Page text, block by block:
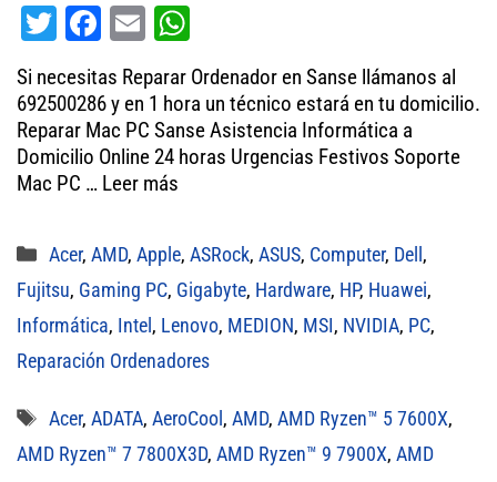
T
tt
er
Fa
ce
bo
ok
E
ail
ha
ts
A
pp
Si necesitas Reparar Ordenador en Sanse llámanos al
692500286 y en 1 hora un técnico estará en tu domicilio.
Reparar Mac PC Sanse Asistencia Informática a
Domicilio Online 24 horas Urgencias Festivos Soporte
Mac PC … Leer más
Categorías
Acer, AMD, Apple, ASRock, ASUS, Computer, Dell,
Fujitsu, Gaming PC, Gigabyte, Hardware, HP, Huawei,
Informática, Intel, Lenovo, MEDION, MSI, NVIDIA, PC,
Reparación Ordenadores
Etiquetas
Acer, ADATA, AeroCool, AMD, AMD Ryzen™ 5 7600X,
AMD Ryzen™ 7 7800X3D, AMD Ryzen™ 9 7900X, AMD